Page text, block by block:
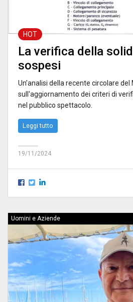
HOT
La verifica della
sospesi
Un’analisi della recente circolare del
sull'aggiornamento dei criteri di
nel pubblico spettacolo.
Leggi tutto
19/11/2024
Uomini e Aziende